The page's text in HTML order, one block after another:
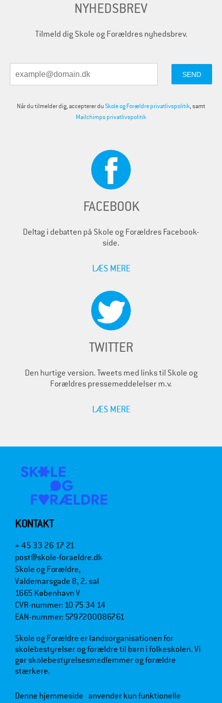
NYHEDSBREV
Tilmeld dig Skole og Forældres nyhedsbrev.
Når du tilmelder dig, accepterer duSkole og Forældre privatlivspolitik, samt
Mailchimps privatlivspolitik
FACEBOOK
Deltag i debatten på Skole og Forældres Facebook-
side.
LÆS MERE
TWITTER
Den hurtige version. Tweets med links til Skole og
Forældres pressemeddelelser m.v.
LÆS MERE
KONTAKT
+ 45 33 26 17 21
post@skole-foraeldre.dk
Skole og Forældre,
Valdemarsgade 8, 2. sal
1665 København V
CVR-nummer: 10 75 34 14
EAN-nummer: 5797200086761
Skole og Forældre er landsorganisationen for
skolebestyrelser og forældre til børn i folkeskolen. Vi
gør skolebestyrelsesmedlemmer og forældre
stærkere.
Denne hjemmeside anvender kun funktionelle